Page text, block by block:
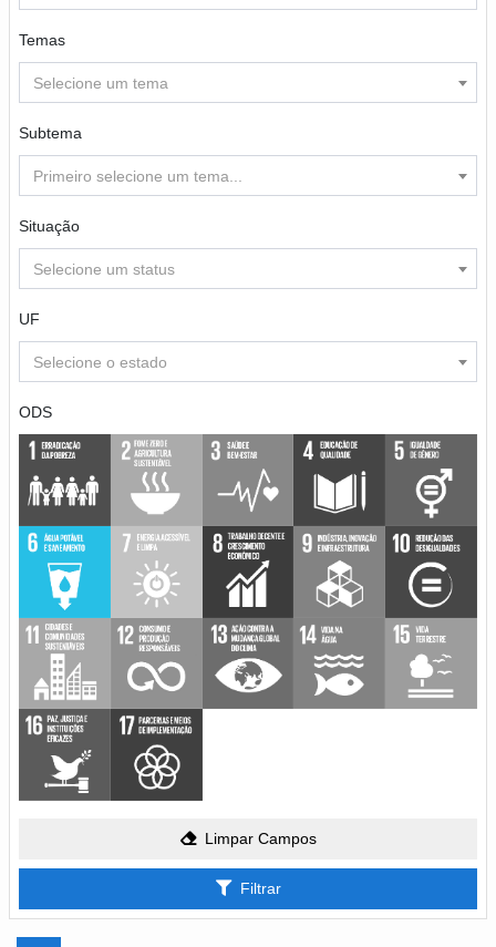
Temas
Selecione um tema
Subtema
Primeiro selecione um tema...
Situação
Selecione um status
UF
Selecione o estado
ODS
Limpar Campos
Filtrar